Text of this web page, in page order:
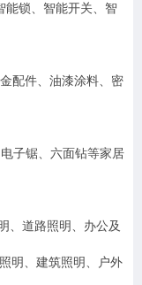
能锁、智能开关、智
配件、油漆涂料、密
子锯、六面钻等家居
、道路照明、办公及
明、建筑照明、户外